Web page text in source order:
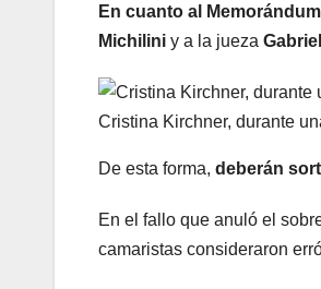
En cuanto al
Michilini y a la jueza
Cristina Kirchner, durante
De esta forma, deberán
En el fallo que anuló el
camaristas consideraron